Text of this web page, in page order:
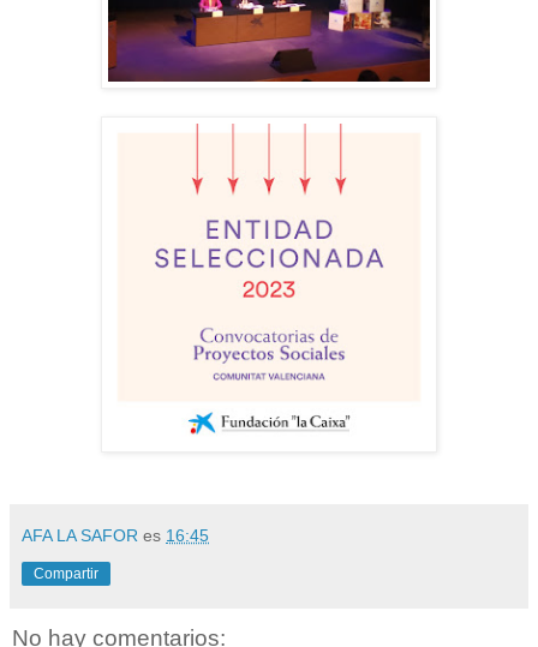
AFA LA SAFOR es 16:45
Compartir
No hay comentarios: